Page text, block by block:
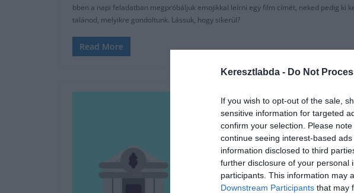
Keresztlabda - Do Not
If you wish to opt-out of the sale,
sensitive information for targeted
confirm your selection. Please
continue seeing interest-based
information disclosed to third
further disclosure of your personal
participants. This information may
Downstream Participants that may
bben a napi feladatban megpróbáljuk emojikkal leírni egy film címét, neked pedig ki
talánod, melyikre gondoltunk. Lássuk, hogy sikerül?
Read More